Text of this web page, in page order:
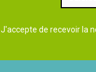
J'accepte de recevoir la